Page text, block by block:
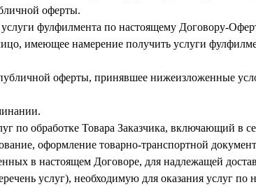
оферты.
фулфилмента по настоящему Договору-
имеющее намерение получить услуги
оферты, принявшее нижеизложенные
по обработке Товара Заказчика, включающий в
оформление товарно-транспортной
в настоящем Договоре, для надлежащей
услуг), необходимую для оказания услуг по